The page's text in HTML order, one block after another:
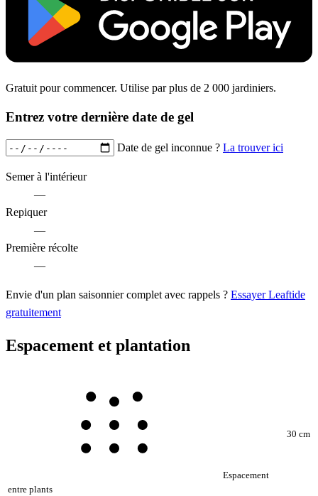
Gratuit pour commencer. Utilise par plus de 2 000 jardiniers.
Entrez votre dernière date de gel
Date de gel inconnue ? La trouver ici
Semer à l'intérieur
—
Repiquer
—
Première récolte
—
Envie d'un plan saisonnier complet avec rappels ? Essayer Leaftide
gratuitement
Espacement et plantation
Espacement
entre plants
30 cm